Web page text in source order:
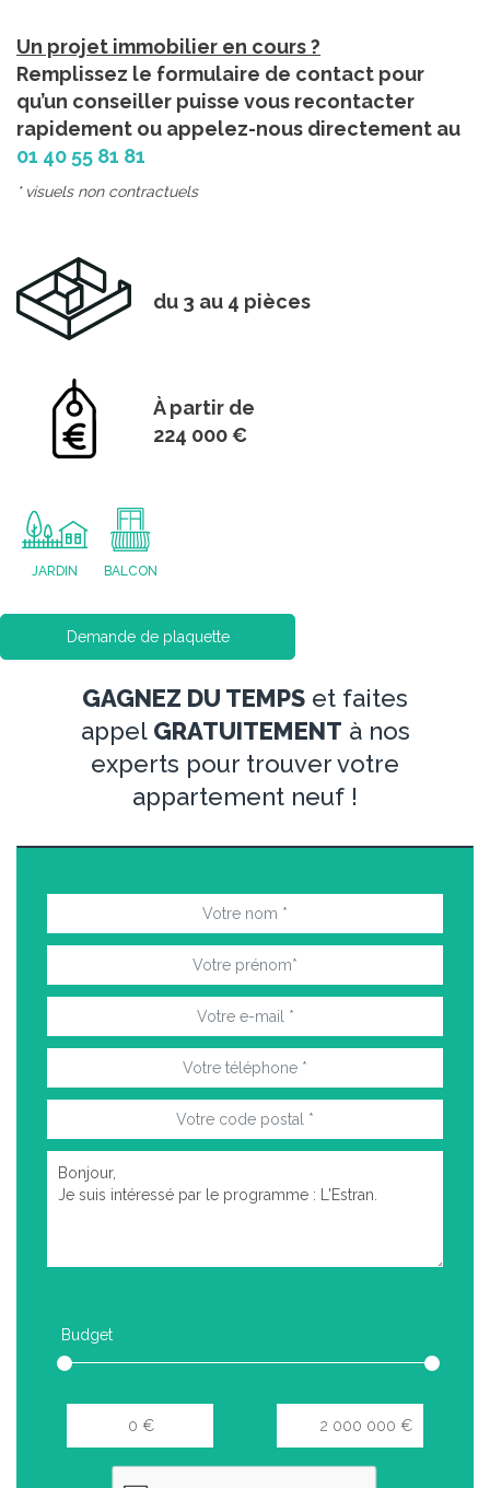
Un projet immobilier en cours ?
Remplissez le formulaire de contact pour
qu’un conseiller puisse vous recontacter
rapidement ou appelez-nous directement au
01 40 55 81 81
* visuels non contractuels
du 3 au 4 pièces
À partir de
224 000 €
JARDIN BALCON
Demande de plaquette
GAGNEZ DU TEMPS et faites
appel GRATUITEMENT à nos
experts pour trouver votre
appartement neuf !
Budget